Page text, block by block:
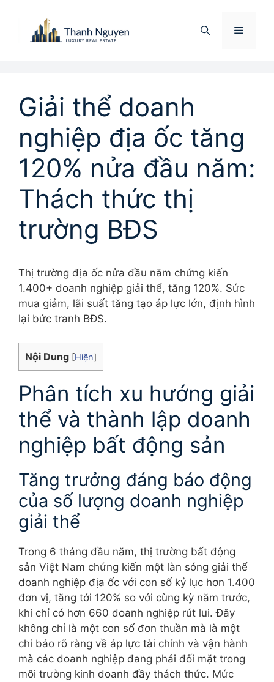
Menu
Giải thể doanh
nghiệp địa ốc tăng
120% nửa đầu năm:
Thách thức thị
trường BĐS
Thị trường địa ốc nửa đầu năm chứng kiến
1.400+ doanh nghiệp giải thể, tăng 120%. Sức
mua giảm, lãi suất tăng tạo áp lực lớn, định hình
lại bức tranh BĐS.
Nội Dung [Hiện]
Phân tích xu hướng giải
thể và thành lập doanh
nghiệp bất động sản
Tăng trưởng đáng báo động
của số lượng doanh nghiệp
giải thể
Trong 6 tháng đầu năm, thị trường bất động
sản Việt Nam chứng kiến một làn sóng giải thể
doanh nghiệp địa ốc với con số kỷ lục hơn 1.400
đơn vị, tăng tới 120% so với cùng kỳ năm trước,
khi chỉ có hơn 660 doanh nghiệp rút lui. Đây
không chỉ là một con số đơn thuần mà là một
chỉ báo rõ ràng về áp lực tài chính và vận hành
mà các doanh nghiệp đang phải đối mặt trong
môi trường kinh doanh đầy thách thức. Mức